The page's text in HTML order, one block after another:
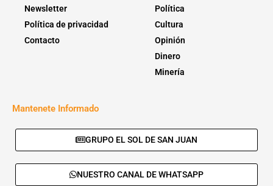
Newsletter
Política de privacidad
Contacto
Política
Cultura
Opinión
Dinero
Minería
Mantenete Informado
GRUPO EL SOL DE SAN JUAN
NUESTRO CANAL DE WHATSAPP